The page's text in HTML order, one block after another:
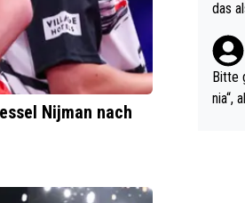
Nijman nach
r
a.
das
Bitte
nia“,